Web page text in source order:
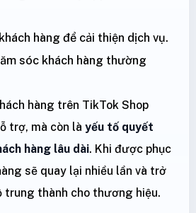
hàng để cải thiện dịch vụ.
sóc khách hàng thường
hàng trên TikTok Shop
trợ, mà còn là yếu tố quyết
hàng lâu dài. Khi được phục
sẽ quay lại nhiều lần và trở
trung thành cho thương hiệu.